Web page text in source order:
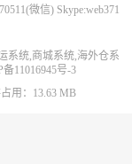
微信) Skype:web371
系统,商城系统,海外仓系
备11016945号-3
用：13.63 MB